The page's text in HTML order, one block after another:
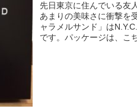
先日東京に住んでいる友
あまりの美味さに衝撃を
ャラメルサンド」は
です。パッケージは、こ